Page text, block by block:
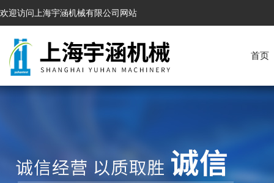
欢迎访问上海宇涵机械有限公司网站
首页